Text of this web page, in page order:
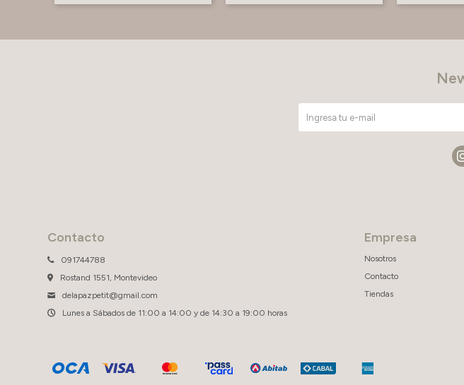
Contacto
091744788
Rostand 1551, Montevideo
delapazpetit@gmail.com
Lunes a Sábados de 11:00 a 14:00 y de 14:30 a 19:00 horas
Empresa
Nosotros
Contacto
Tiendas